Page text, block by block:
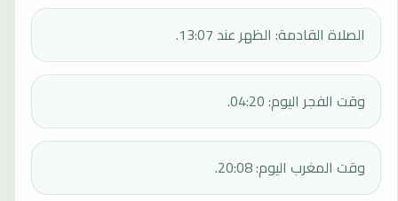
الصلاة القادمة: الظهر عند 13:07.
وقت الفجر اليوم: 04:20.
وقت المغرب اليوم: 20:08.